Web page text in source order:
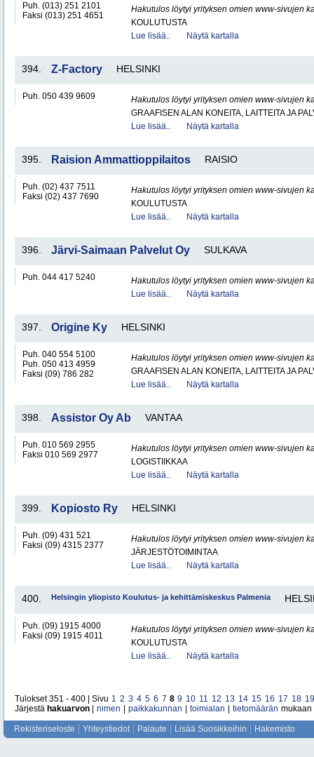
Puh. (013) 251 2101
Faksi (013) 251 4651
Hakutulos löytyi yrityksen omien www-sivujen
KOULUTUSTA
Lue lisää..
Näytä kartalla
394. Z-Factory HELSINKI
Puh. 050 439 9609
Hakutulos löytyi yrityksen omien www-sivujen
GRAAFISEN ALAN KONEITA, LAITTEITA JA
Lue lisää..
Näytä kartalla
395. Raision Ammattioppilaitos RAISIO
Puh. (02) 437 7511
Faksi (02) 437 7690
Hakutulos löytyi yrityksen omien www-sivujen
KOULUTUSTA
Lue lisää..
Näytä kartalla
396. Järvi-Saimaan Palvelut Oy SULKAVA
Puh. 044 417 5240
Hakutulos löytyi yrityksen omien www-sivujen
Lue lisää..
Näytä kartalla
397. Origine Ky HELSINKI
Puh. 040 554 5100
Puh. 050 413 4959
Faksi (09) 786 282
Hakutulos löytyi yrityksen omien www-sivujen
GRAAFISEN ALAN KONEITA, LAITTEITA JA
Lue lisää..
Näytä kartalla
398. Assistor Oy Ab VANTAA
Puh. 010 569 2955
Faksi 010 569 2977
Hakutulos löytyi yrityksen omien www-sivujen
LOGISTIIKKAA
Lue lisää..
Näytä kartalla
399. Kopiosto Ry HELSINKI
Puh. (09) 431 521
Faksi (09) 4315 2377
Hakutulos löytyi yrityksen omien www-sivujen
JÄRJESTÖTOIMINTAA
Lue lisää..
Näytä kartalla
400. Helsingin yliopisto Koulutus- ja kehittämiskeskus Palmenia
Puh. (09) 1915 4000
Faksi (09) 1915 4011
Hakutulos löytyi yrityksen omien www-sivujen
KOULUTUSTA
Lue lisää..
Näytä kartalla
Tulokset 351 - 400 | Sivu 1 2 3 4 5 6 7 8 9 10 11 12 13 14 15 16 17 18 19
Järjestä hakuarvon nimen paikkakunnan toimialan tietomäärän mukaan
Rekisteriseloste Yhteystiedot Palaute Lisää Suosikkeihin Hakemisto